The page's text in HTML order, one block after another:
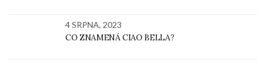
4 SRPNA, 2023
CO ZNAMENÁ CIAO BELLA?